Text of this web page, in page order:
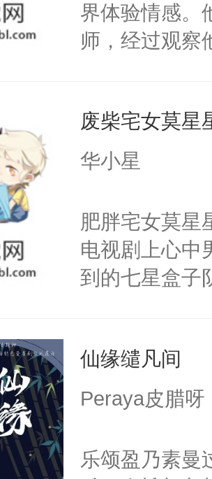
界体验情感。
师，经过观察
义，他决定参
凌，帮助女主
有血缘的弟弟
不喜欢我，是
意的校霸学生
其实我也可以
的。本文是万
美。
废柴宅女莫星
华小星
肥胖宅女莫星
电视剧上心中
到的七星盒子
重生，莫星星
体，在莫星星
流苏容貌冠绝
宫宴上见到三
仙缘缱凡间
Peraya皮腊呀
乐颂盈乃素曼